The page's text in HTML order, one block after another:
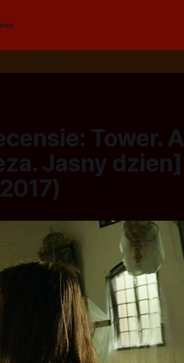
✉️ Nieuwsbrief
Tower. A
Jasny dzien]